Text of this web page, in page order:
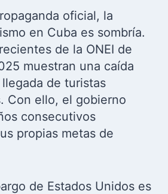
oficial, la
en Cuba es sombría.
de la ONEI de
muestran una caída
llegada de turistas
Con ello, el gobierno
consecutivos
propias metas de
de Estados Unidos es